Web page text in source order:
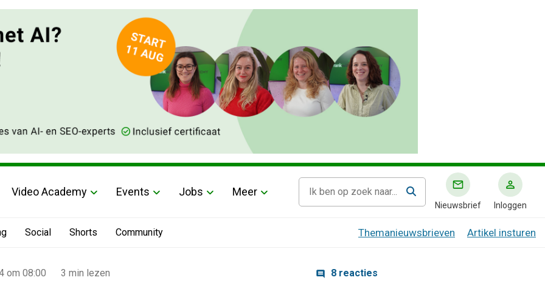
Video Academy Events Jobs Meer
Nieuwsbrief Inloggen
Social Shorts Community Themanieuwsbrieven Artikel insturen
om 08:00 3 min lezen 8 reacties